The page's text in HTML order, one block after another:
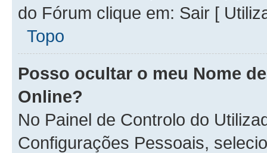
do Fórum clique em: Sair [
Topo
Posso ocultar o meu Nome
Online?
No Painel de Controlo do
Configurações Pessoais,